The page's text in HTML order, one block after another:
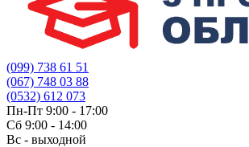
(099) 738 61 51
(067) 748 03 88
(0532) 612 073
Пн-Пт 9:00 - 17:00
Сб 9:00 - 14:00
Вс - выходной